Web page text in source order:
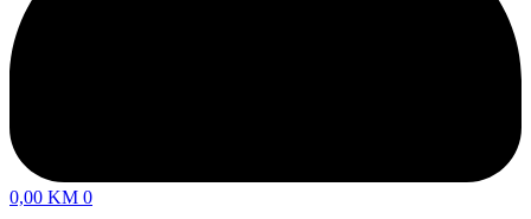
0,00 KM 0